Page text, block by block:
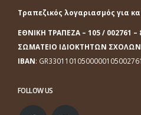
Τραπεζικός λογαριασμός για
ΕΘΝΙΚΗ ΤΡΑΠΕΖΑ – 105 / 002761 –
ΣΩΜΑΤΕΙΟ ΙΔΙΟΚΤΗΤΩΝ
ΙΒΑΝ:
FOLLOW US